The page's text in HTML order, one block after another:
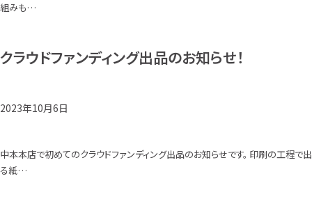
組みも…
クラウドファンディング出品のお知らせ！
2023年10月6日
中本本店で初めてのクラウドファンディング出品のお知らせです。 印刷の工程で出
る紙…